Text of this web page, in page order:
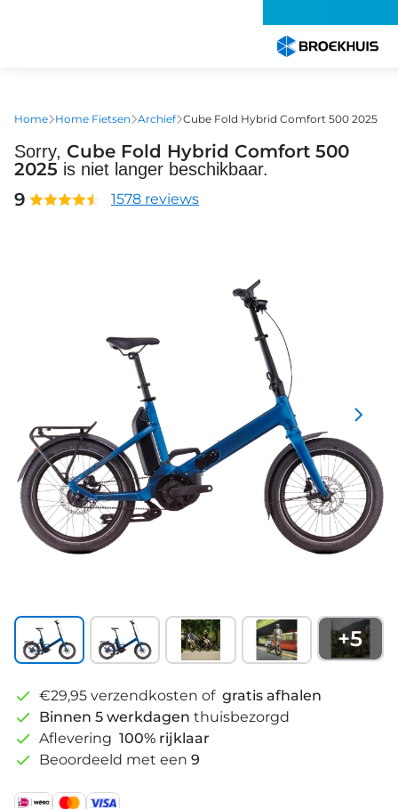
gaan
Home Home Fietsen Archief Cube Fold Hybrid Comfort 500 2025
Sorry, Cube Fold Hybrid Comfort 500
2025 is niet langer beschikbaar.
9 1578 reviews
+5
€29,95 verzendkosten of gratis afhalen
Binnen 5 werkdagen thuisbezorgd
Aflevering 100% rijklaar
Beoordeeld met een 9